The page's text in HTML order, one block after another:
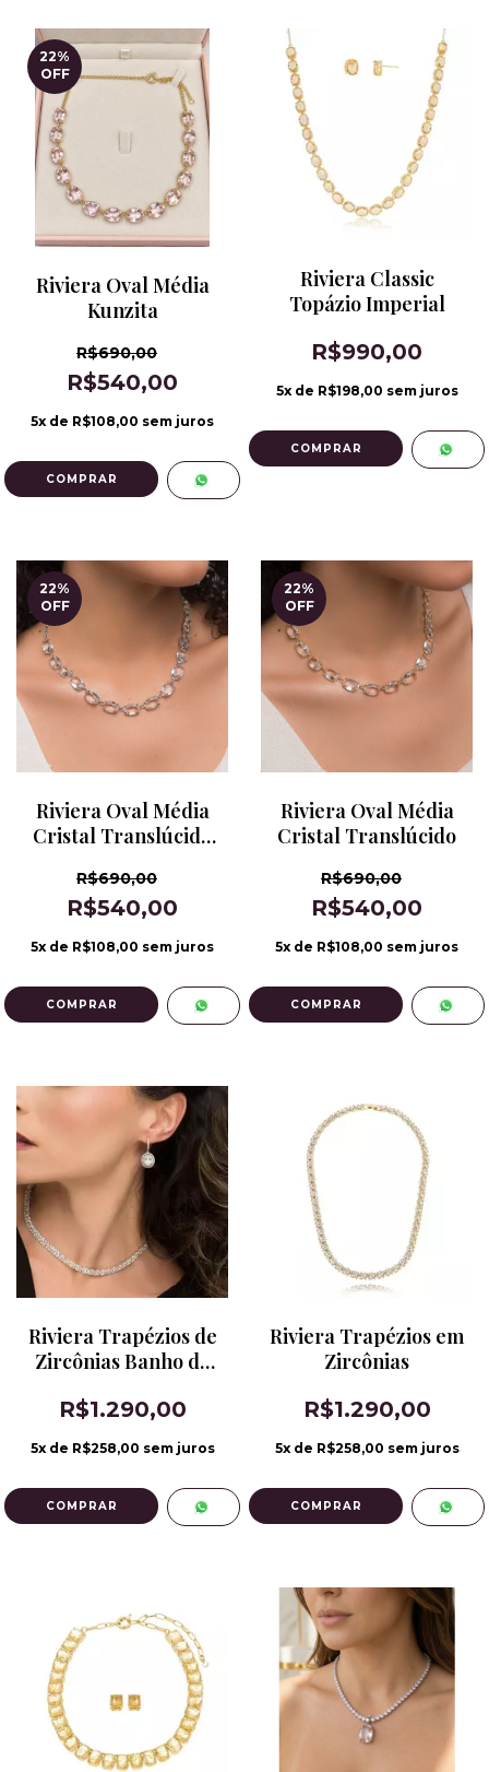
22%
OFF
Riviera Oval Média
Kunzita
R$690,00
R$540,00
5x de R$108,00 sem juros
Riviera Classic
Topázio Imperial
R$990,00
5x de R$198,00 sem juros
22%
OFF
Riviera Oval Média
Cristal Translúcido
R$690,00
R$540,00
5x de R$108,00 sem juros
22%
OFF
Riviera Oval Média
Cristal Translúcido
R$690,00
R$540,00
5x de R$108,00 sem juros
Riviera Trapézios de
Zircônias Banho de
R$1.290,00
5x de R$258,00 sem juros
Riviera Trapézios em
Zircônias
R$1.290,00
5x de R$258,00 sem juros